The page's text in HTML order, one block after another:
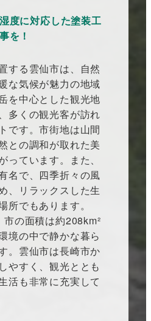
度に対応した塗装工
事を！
する雲仙市は、自然
な気候が魅力の地域
を中心とした観光地
多くの観光客が訪れ
です。市街地は山間
との調和が取れた美
っています。また、
名で、四季折々の風
、リラックスした生
所でもあります。
市の面積は約208km²
境の中で静かな暮ら
。雲仙市は長崎市か
やすく、観光ととも
活も非常に充実して